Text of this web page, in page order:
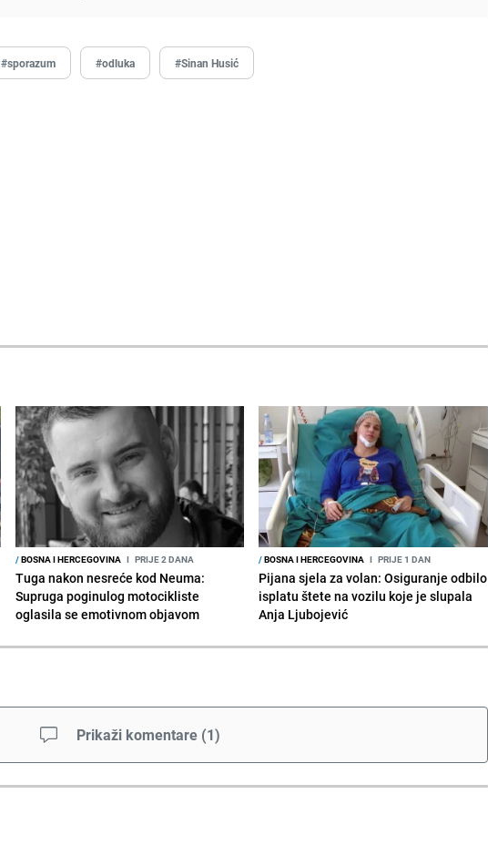
#sporazum #odluka #Sinan Husić
/BOSNA I HERCEGOVINA I PRIJE 2 DANA
Tuga nakon nesreće kod Neuma:
Supruga poginulog motocikliste
oglasila se emotivnom objavom
/BOSNA I HERCEGOVINA I PRIJE 1 DAN
Pijana sjela za volan: Osiguranje odbilo
isplatu štete na vozilu koje je slupala
Anja Ljubojević
Prikaži komentare (1)